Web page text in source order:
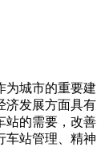
为城市的重要建
济发展方面具有
站的需要，改善
车站管理、精神